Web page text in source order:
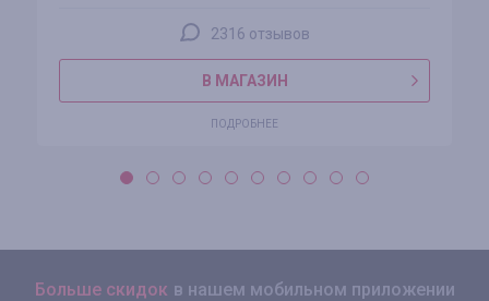
2316 отзывов
В МАГАЗИН
ПОДРОБНЕЕ
Больше скидок в нашем мобильном приложении